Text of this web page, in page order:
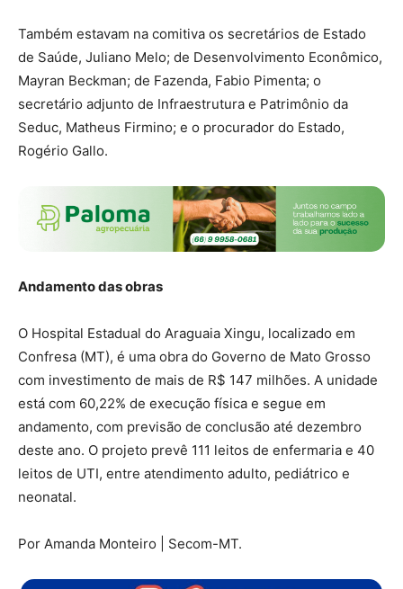
Também estavam na comitiva os secretários de Estado
de Saúde, Juliano Melo; de Desenvolvimento Econômico,
Mayran Beckman; de Fazenda, Fabio Pimenta; o
secretário adjunto de Infraestrutura e Patrimônio da
Seduc, Matheus Firmino; e o procurador do Estado,
Rogério Gallo.
Andamento das obras
O Hospital Estadual do Araguaia Xingu, localizado em
Confresa (MT), é uma obra do Governo de Mato Grosso
com investimento de mais de R$ 147 milhões. A unidade
está com 60,22% de execução física e segue em
andamento, com previsão de conclusão até dezembro
deste ano. O projeto prevê 111 leitos de enfermaria e 40
leitos de UTI, entre atendimento adulto, pediátrico e
neonatal.
Por Amanda Monteiro | Secom-MT.